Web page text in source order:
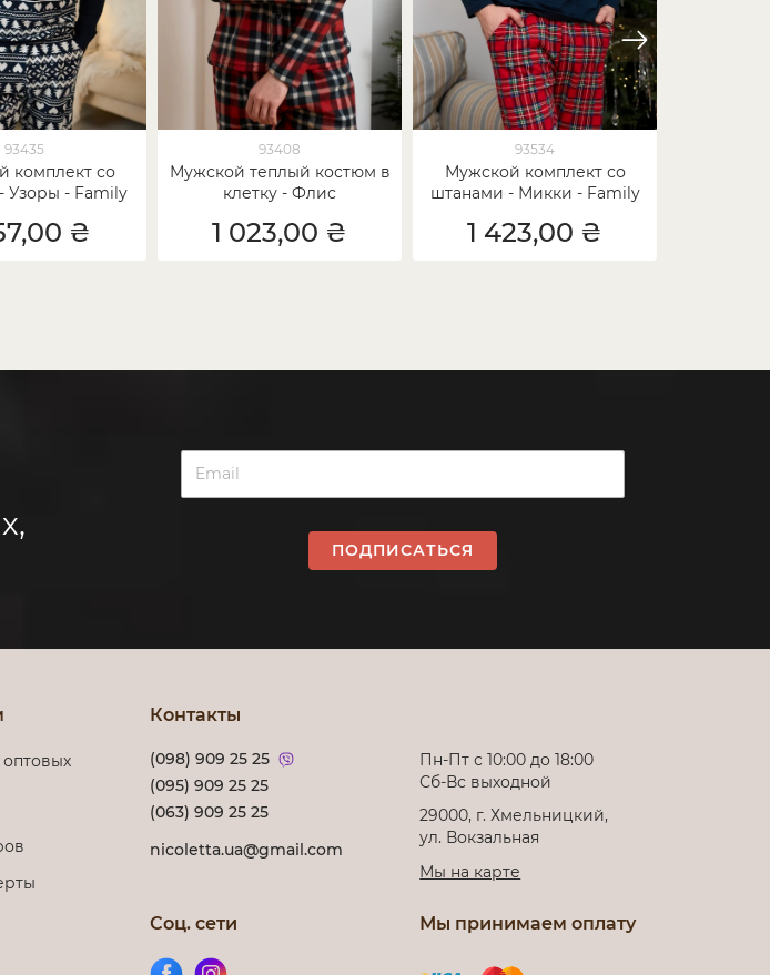
93435
комплект со
Узоры - Family
₴
93408
Мужской теплый костюм в
клетку - Флис
1 023,00 ₴
93534
Мужской комплект со
штанами - Микки - Family
1 423,00 ₴
ПОДПИСАТЬСЯ
Контакты
(098) 909 25 25
(095) 909 25 25
(063) 909 25 25
nicoletta.ua@gmail.com
Пн-Пт с 10:00 до 18:00
Сб-Вс выходной
29000, г. Хмельницкий,
ул. Вокзальная
Мы на карте
Соц. сети Мы принимаем оплату